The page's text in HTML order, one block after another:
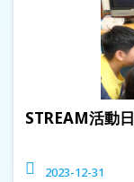
STREAM活動日
2023-12-31